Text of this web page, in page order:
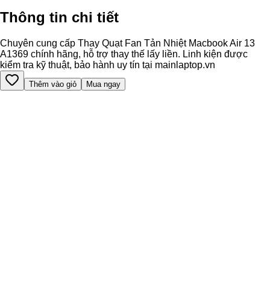
Thông tin chi tiết
Chuyên cung cấp Thay Quạt Fan Tản Nhiệt Macbook Air 13
A1369 chính hãng, hỗ trợ thay thế lấy liền. Linh kiện được
kiểm tra kỹ thuật, bảo hành uy tín tại mainlaptop.vn
Thêm vào giỏ Mua ngay